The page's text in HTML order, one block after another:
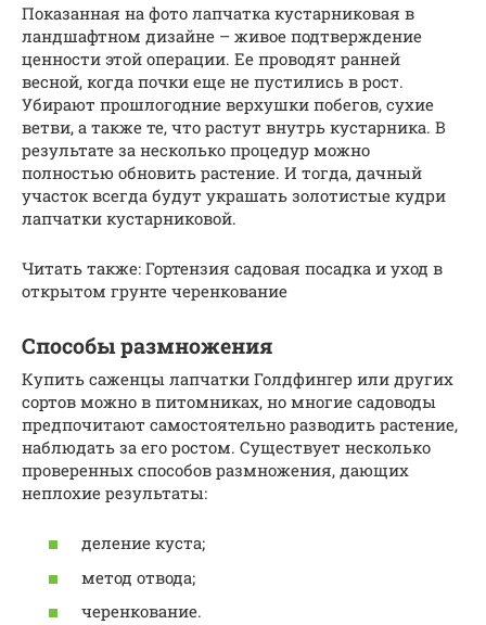
Показанная на фото лапчатка кустарниковая в
ландшафтном дизайне – живое подтверждение
ценности этой операции. Ее проводят ранней
весной, когда почки еще не пустились в рост.
Убирают прошлогодние верхушки побегов, сухие
ветви, а также те, что растут внутрь кустарника. В
результате за несколько процедур можно
полностью обновить растение. И тогда, дачный
участок всегда будут украшать золотистые кудри
лапчатки кустарниковой.
Читать также: Гортензия садовая посадка и уход в
открытом грунте черенкование
Способы размножения
Купить саженцы лапчатки Голдфингер или других
сортов можно в питомниках, но многие садоводы
предпочитают самостоятельно разводить растение,
наблюдать за его ростом. Существует несколько
проверенных способов размножения, дающих
неплохие результаты:
деление куста;
метод отвода;
черенкование.